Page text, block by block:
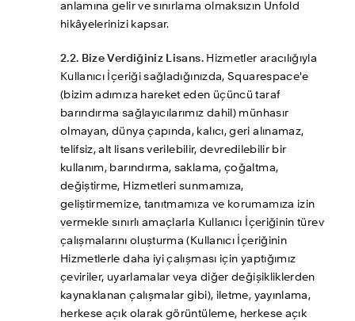
anlamına gelir ve sınırlama olmaksızın Unfold
hikâyelerinizi kapsar.
2.2. Bize Verdiğiniz Lisans. Hizmetler aracılığıyla
Kullanıcı İçeriği sağladığınızda, Squarespace'e
(bizim adımıza hareket eden üçüncü taraf
barındırma sağlayıcılarımız dahil) münhasır
olmayan, dünya çapında, kalıcı, geri alınamaz,
telifsiz, alt lisans verilebilir, devredilebilir bir
kullanım, barındırma, saklama, çoğaltma,
değiştirme, Hizmetleri sunmamıza,
geliştirmemize, tanıtmamıza ve korumamıza izin
vermekle sınırlı amaçlarla Kullanıcı İçeriğinin türev
çalışmalarını oluşturma (Kullanıcı İçeriğinin
Hizmetlerle daha iyi çalışması için yaptığımız
çeviriler, uyarlamalar veya diğer değişikliklerden
kaynaklanan çalışmalar gibi), iletme, yayınlama,
herkese açık olarak görüntüleme, herkese açık